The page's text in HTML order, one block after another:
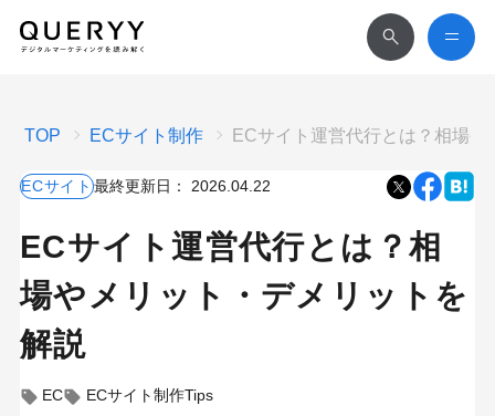
TOP ECサイト制作 ECサイト運営代行とは？相場
ECサイト最終更新日： 2026.04.22
ECサイト運営代行とは？相
場やメリット・デメリットを
解説
EC ECサイト制作Tips